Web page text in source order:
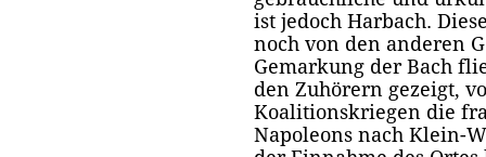
ist jedoch Harbach.
noch von den anderen
Gemarkung der Bach
den Zuhörern gezeigt,
Koalitionskriegen die
Napoleons nach Klein-